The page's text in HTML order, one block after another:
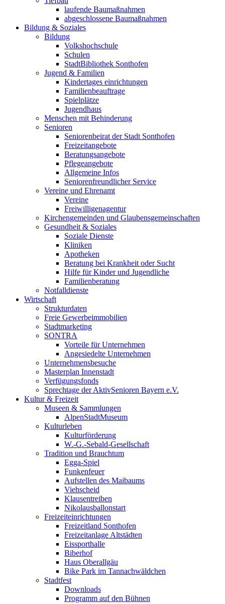
laufende Baumaßnahmen
abgeschlossene Baumaßnahmen
Bildung & Soziales
Bildung
Volkshochschule
Schulen
StadtBibliothek Sonthofen
Jugend & Familien
Kindertages einrichtungen
Familienbeauftrage
Spielplätze
Jugendhaus
Menschen mit Behinderung
Senioren
Seniorenbeirat der Stadt Sonthofen
Freizeitangebote
Beratungsangebote
Pflegeangebote
Allgemeine Infos
Seniorenfreundlicher Service
Vereine und Ehrenamt
Vereine
Freiwilligenagentur
Kirchengemeinden und Glaubensgemeinschaften
Gesundheit & Soziales
Soziale Dienste
Kliniken
Apotheken
Beratung bei Krankheit oder Sucht
Hilfe für Kinder und Jugendliche
Familienberatung
Notfalldienste
Wirtschaft
Strukturdaten
Freie Gewerbeimmobilien
Stadtmarketing
SONTRA
Vorteile für Unternehmen
Angesiedelte Unternehmen
Unternehmensbesuche
Masterplan Innenstadt
Verfügungsfonds
Sprechtage der AktivSenioren Bayern e.V.
Kultur & Freizeit
Museen & Sammlungen
AlpenStadtMuseum
Kulturleben
Kulturförderung
W.-G.-Sebald-Gesellschaft
Tradition und Brauchtum
Egga-Spiel
Funkenfeuer
Aufstellen des Maibaums
Viehscheid
Klausentreiben
Nikolausballonstart
Freizeiteinrichtungen
Freizeitland Sonthofen
Freizeitanlage Altstädten
Eissporthalle
Biberhof
Haus Oberallgäu
Bike Park im Tannachwäldchen
Stadtfest
Downloads
Programm auf den Bühnen